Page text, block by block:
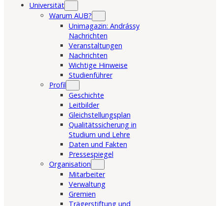
Universität
Warum AUB?
Unimagazin: Andrássy
Nachrichten
Veranstaltungen
Nachrichten
Wichtige Hinweise
Studienführer
Profil
Geschichte
Leitbilder
Gleichstellungsplan
Qualitätssicherung in
Studium und Lehre
Daten und Fakten
Pressespiegel
Organisation
Mitarbeiter
Verwaltung
Gremien
Trägerstiftung und